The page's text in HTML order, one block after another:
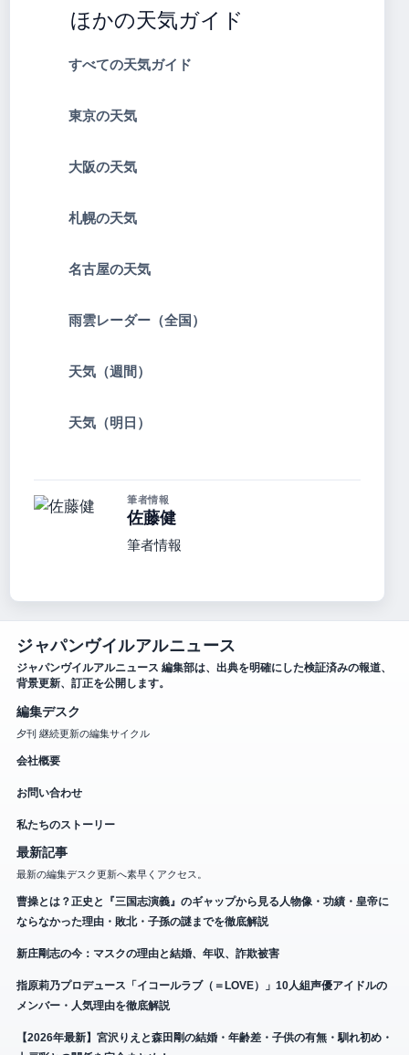
ほかの天気ガイド
すべての天気ガイド
東京の天気
大阪の天気
札幌の天気
名古屋の天気
雨雲レーダー（全国）
天気（週間）
天気（明日）
筆者情報
佐藤健
筆者情報
ジャパンヴイルアルニュース
ジャパンヴイルアルニュース 編集部は、出典を明確にした検証済みの報道、
背景更新、訂正を公開します。
編集デスク
夕刊 継続更新の編集サイクル
会社概要
お問い合わせ
私たちのストーリー
最新記事
最新の編集デスク更新へ素早くアクセス。
曹操とは？正史と『三国志演義』のギャップから見る人物像・功績・皇帝に
ならなかった理由・敗北・子孫の謎までを徹底解説
新庄剛志の今：マスクの理由と結婚、年収、詐欺被害
指原莉乃プロデュース「イコールラブ（＝LOVE）」10人組声優アイドルの
メンバー・人気理由を徹底解説
【2026年最新】宮沢りえと森田剛の結婚・年齢差・子供の有無・馴れ初め・